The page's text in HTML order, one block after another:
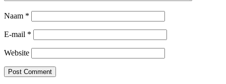
Naam *
E-mail *
Website